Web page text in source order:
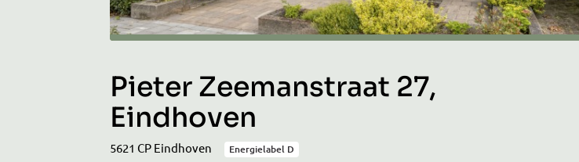
Pieter Zeemanstraat 27,
Eindhoven
5621 CP Eindhoven Energielabel D